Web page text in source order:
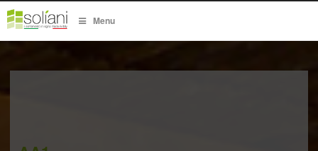
Menu